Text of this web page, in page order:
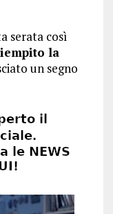
serata così
la
un segno